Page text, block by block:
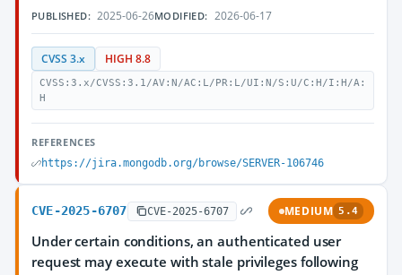
PUBLISHED: 2025-06-26MODIFIED: 2026-06-17
CVSS 3.x HIGH 8.8
CVSS:3.x/CVSS:3.1/AV:N/AC:L/PR:L/UI:N/S:U/C:H/I:H/A:
H
REFERENCES
https://jira.mongodb.org/browse/SERVER-106746
CVE-2025-6707 CVE-2025-6707 MEDIUM 5.4
Under certain conditions, an authenticated user
request may execute with stale privileges following